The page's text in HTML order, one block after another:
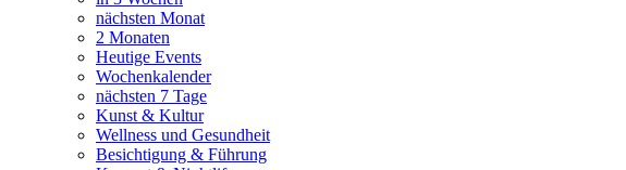
nächsten Monat
2 Monaten
Heutige Events
Wochenkalender
nächsten 7 Tage
Kunst & Kultur
Wellness und Gesundheit
Besichtigung & Führung